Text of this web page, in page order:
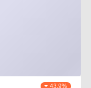
43.9%